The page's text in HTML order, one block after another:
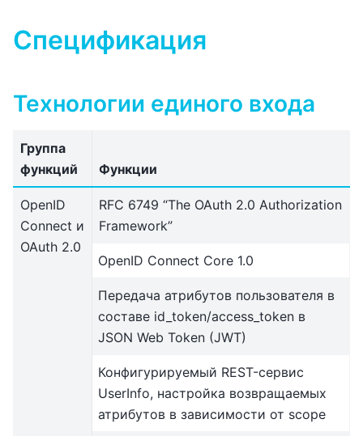
Спецификация
Технологии единого входа
Группа
функций
Функции
OpenID
Connect и
OAuth 2.0
RFC 6749 “The OAuth 2.0 Authorization
Framework”
OpenID Connect Core 1.0
Передача атрибутов пользователя в
составе id_token/access_token в
JSON Web Token (JWT)
Конфигурируемый REST-сервис
UserInfo, настройка возвращаемых
атрибутов в зависимости от scope